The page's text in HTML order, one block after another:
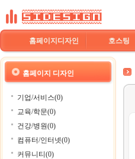
홈페이지디자인 호스팅
홈페이지 디자인
기업/서비스(0)
교육/학문(0)
건강/병원(0)
컴퓨터/인터넷(0)
커뮤니티(0)